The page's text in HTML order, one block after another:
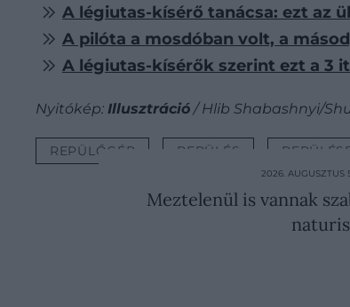
A légiutas-kísérő tanácsa: ezt az
A pilóta a mosdóban volt, a
A légiutas-kísérők szerint ezt a 3
Nyitókép: Illusztráció / Hlib Shabashnyi/
REPÜLŐGÉP REPÜLÉS
2026.
Meztelenül is vannak